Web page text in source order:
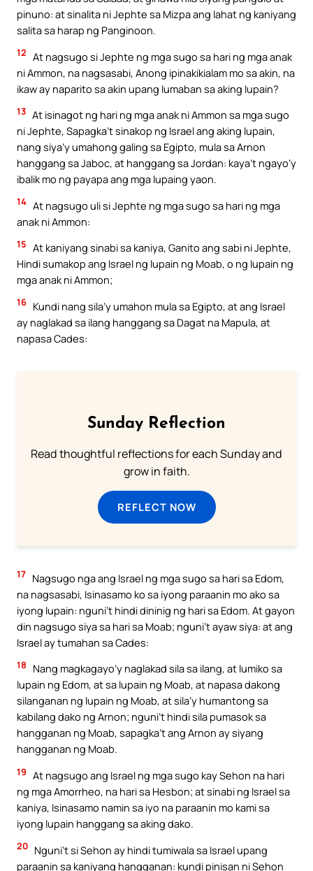
pinuno: at sinalita ni Jephte sa Mizpa ang lahat ng kaniyang
salita sa harap ng Panginoon.
12 At nagsugo si Jephte ng mga sugo sa hari ng mga anak
ni Ammon, na nagsasabi, Anong ipinakikialam mo sa akin, na
ikaw ay naparito sa akin upang lumaban sa aking lupain?
13 At isinagot ng hari ng mga anak ni Ammon sa mga sugo
ni Jephte, Sapagka’t sinakop ng Israel ang aking lupain,
nang siya’y umahong galing sa Egipto, mula sa Arnon
hanggang sa Jaboc, at hanggang sa Jordan: kaya’t ngayo’y
ibalik mo ng payapa ang mga lupaing yaon.
14 At nagsugo uli si Jephte ng mga sugo sa hari ng mga
anak ni Ammon:
15 At kaniyang sinabi sa kaniya, Ganito ang sabi ni Jephte,
Hindi sumakop ang Israel ng lupain ng Moab, o ng lupain ng
mga anak ni Ammon;
16 Kundi nang sila’y umahon mula sa Egipto, at ang Israel
ay naglakad sa ilang hanggang sa Dagat na Mapula, at
napasa Cades:
Sunday Reflection
Read thoughtful reflections for each Sunday and
grow in faith.
REFLECT NOW
17 Nagsugo nga ang Israel ng mga sugo sa hari sa Edom,
na nagsasabi, Isinasamo ko sa iyong paraanin mo ako sa
iyong lupain: nguni’t hindi dininig ng hari sa Edom. At gayon
din nagsugo siya sa hari sa Moab; nguni’t ayaw siya: at ang
Israel ay tumahan sa Cades:
18
Nang magkagayo’y naglakad sila sa ilang, at lumiko sa
lupain ng Edom, at sa lupain ng Moab, at napasa dakong
silanganan ng lupain ng Moab, at sila’y humantong sa
kabilang dako ng Arnon; nguni’t hindi sila pumasok sa
hangganan ng Moab, sapagka’t ang Arnon ay siyang
hangganan ng Moab.
19 At nagsugo ang Israel ng mga sugo kay Sehon na hari
ng mga Amorrheo, na hari sa Hesbon; at sinabi ng Israel sa
kaniya, Isinasamo namin sa iyo na paraanin mo kami sa
iyong lupain hanggang sa aking dako.
20 Nguni’t si Sehon ay hindi tumiwala sa Israel upang
paraanin sa kaniyang hangganan: kundi pinisan ni Sehon